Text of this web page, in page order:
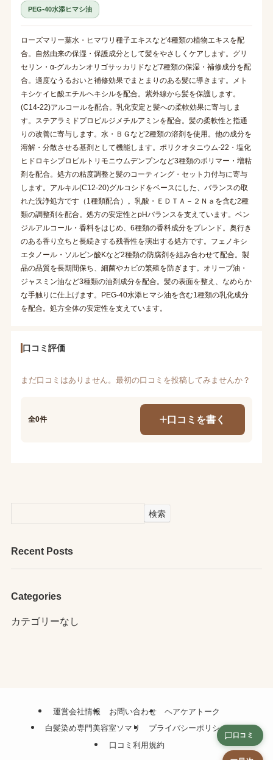
PEG-40水添ヒマシ油
ローズマリー葉水・ヒマワリ種子エキスなど4種類の植物エキスを配
合。自然由来の保湿・保護成分として髪をやさしくケアします。グリ
セリン・α-グルカンオリゴサッカリドなど7種類の保湿・補修成分を配
合。適度なうるおいと補修効果でまとまりのある髪に導きます。メト
キシケイヒ酸エチルヘキシルを配合。紫外線から髪を保護します。
(C14-22)アルコールを配合。乳化安定と髪への柔軟効果に寄与しま
す。ステアラミドプロピルジメチルアミンを配合。髪の柔軟性と指通
りの改善に寄与します。水・ＢＧなど2種類の溶剤を使用。他の成分を
溶解・分散させる基剤として機能します。ポリクオタニウム-22・塩化
ヒドロキシプロピルトリモニウムデンプンなど3種類のポリマー・増粘
剤を配合。処方の粘度調整と髪のコーティング・セット力付与に寄与
します。アルキル(C12-20)グルコシドをベースにした、バランスの取
れた洗浄処方です（1種類配合）。乳酸・ＥＤＴＡ－２Ｎａを含む2種
類の調整剤を配合。処方の安定性とpHバランスを支えています。ベン
ジルアルコール・香料をはじめ、6種類の香料成分をブレンド。奥行き
のある香り立ちと長続きする残香性を演出する処方です。フェノキシ
エタノール・ソルビン酸Kなど2種類の防腐剤を組み合わせて配合。製
品の品質を長期間保ち、細菌やカビの繁殖を防ぎます。オリーブ油・
ジャスミン油など3種類の油剤成分を配合。髪の表面を整え、なめらか
な手触りに仕上げます。PEG-40水添ヒマシ油を含む1種類の乳化成分
を配合。処方全体の安定性を支えています。
口コミ評価
まだ口コミはありません。最初の口コミを投稿してみませんか？
全0件 口コミを書く
検索
Recent Posts
Categories
カテゴリーなし
運営会社情報 お問い合わせ
ヘアケアトーク
白髪染め専門美容室ソマリ
プライバシーポリシー
口コミ利用規約
口コミ